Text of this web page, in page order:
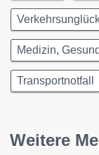
Medizin,
Transportnotfall
Weitere